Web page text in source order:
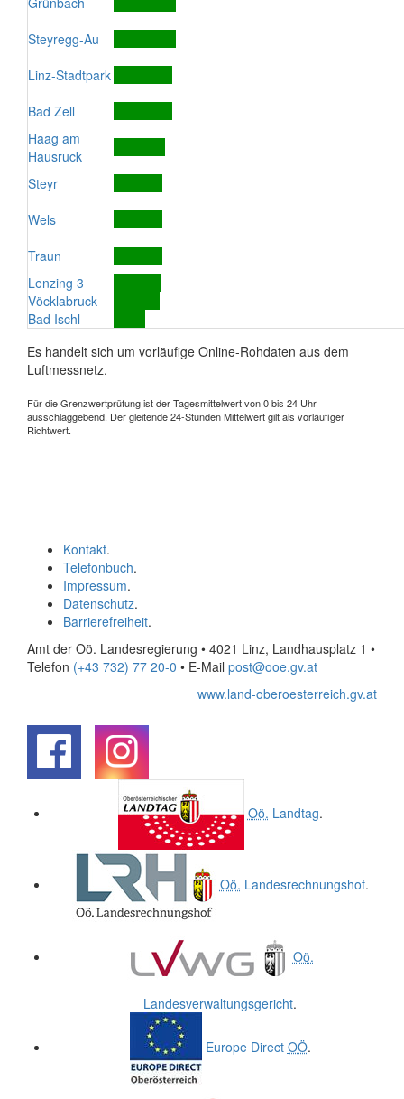
Steyregg-Au
Linz-Stadtpark
Bad Zell
Haag am
Hausruck
Steyr
Wels
Traun
Lenzing 3
Vöcklabruck
Bad Ischl
Es handelt sich um vorläufige Online-Rohdaten aus dem
Luftmessnetz.
Für die Grenzwertprüfung ist der Tagesmittelwert von 0 bis 24 Uhr
ausschlaggebend. Der gleitende 24-Stunden Mittelwert gilt als vorläufiger
Richtwert.
Kontakt.
Telefonbuch.
Impressum.
Datenschutz.
Barrierefreiheit.
Amt der Oö. Landesregierung • 4021 Linz, Landhausplatz 1 •
Telefon (+43 732) 77 20-0 • E-Mail post@ooe.gv.at
www.land-oberoesterreich.gv.at
Oö. Landtag.
Oö. Landesrechnungshof.
Oö.
Landesverwaltungsgericht.
Europe Direct OÖ.